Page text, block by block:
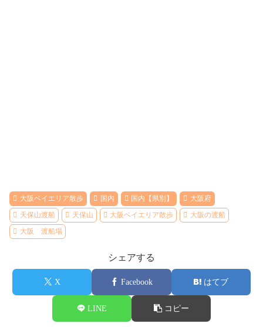
大阪ベイエリア散歩 国内 国内【県別】
大阪府
天保山渡船
天保山 大阪ベイエリア散歩
大阪の渡船
大阪 渡船場
シェアする
X Facebook はてブ
LINE コピー